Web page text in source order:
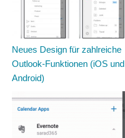
Neues Design für zahlreiche
Outlook-Funktionen (iOS und
Android)